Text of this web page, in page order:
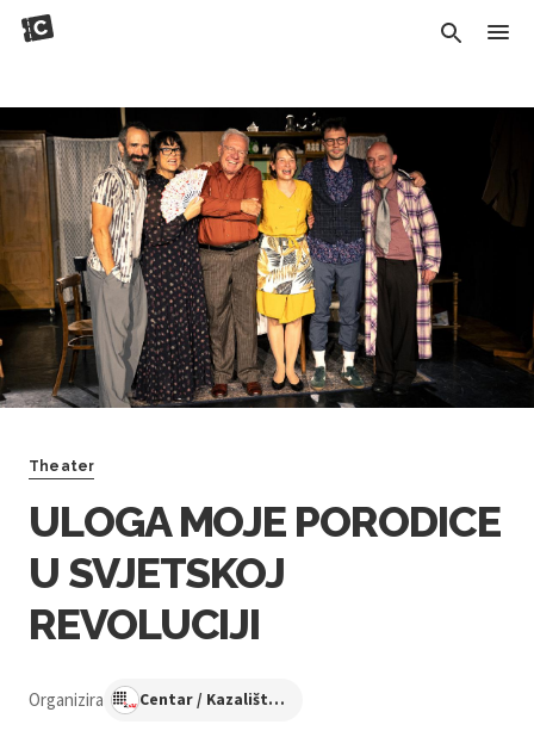
Theater
ULOGA MOJE PORODICE
U SVJETSKOJ
REVOLUCIJI
Organizira Centar / Kazalište KNAP